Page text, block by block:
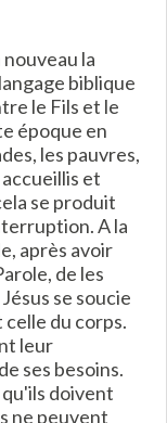
la
biblique
le Fils et le
époque en
les pauvres,
et
se produit
A la
après avoir
de les
se soucie
du corps.
leur
ses besoins.
doivent
ne peuvent